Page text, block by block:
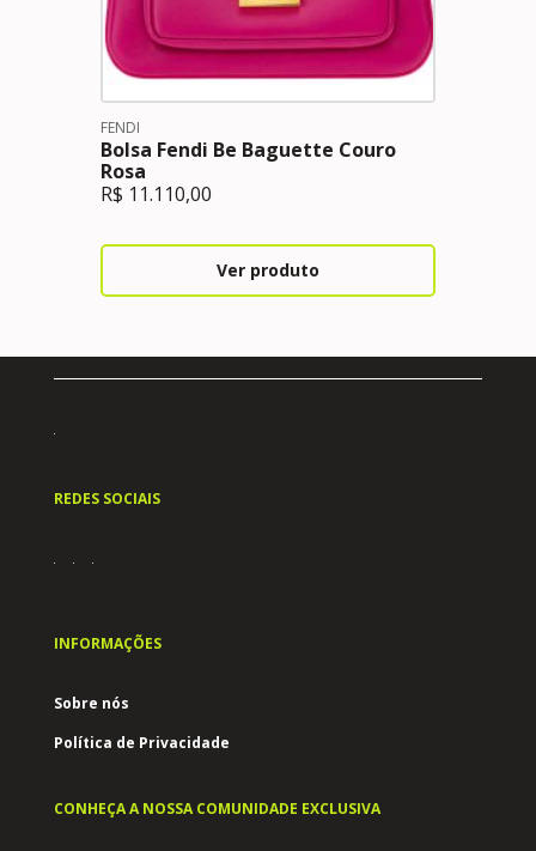
FENDI
Bolsa Fendi Be Baguette Couro
Rosa
R$ 11.110,00
Ver produto
REDES SOCIAIS
INFORMAÇÕES
Sobre nós
Política de Privacidade
CONHEÇA A NOSSA COMUNIDADE EXCLUSIVA